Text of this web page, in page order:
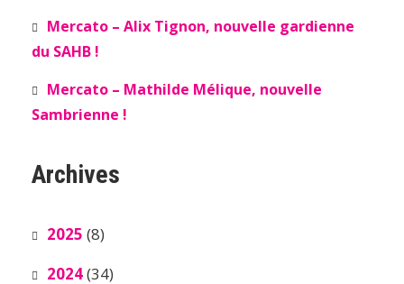
Mercato – Alix Tignon, nouvelle gardienne
du SAHB !
Mercato – Mathilde Mélique, nouvelle
Sambrienne !
Archives
2025 (8)
2024(34)